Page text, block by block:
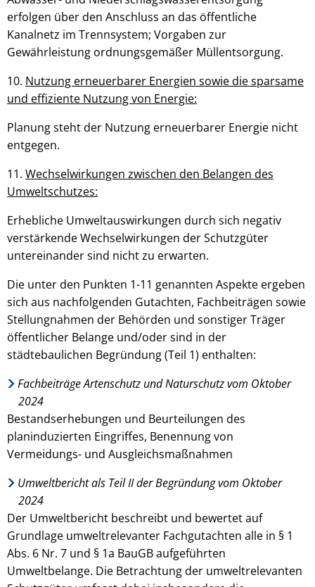
erfolgen über den Anschluss an das öffentliche
Kanalnetz im Trennsystem; Vorgaben zur
Gewährleistung ordnungsgemäßer Müllentsorgung.
10. Nutzung erneuerbarer Energien sowie die sparsame
und effiziente Nutzung von Energie:
Planung steht der Nutzung erneuerbarer Energie nicht
entgegen.
11. Wechselwirkungen zwischen den Belangen des
Umweltschutzes:
Erhebliche Umweltauswirkungen durch sich negativ
verstärkende Wechselwirkungen der Schutzgüter
untereinander sind nicht zu erwarten.
Die unter den Punkten 1-11 genannten Aspekte ergeben
sich aus nachfolgenden Gutachten, Fachbeiträgen sowie
Stellungnahmen der Behörden und sonstiger Träger
öffentlicher Belange und/oder sind in der
städtebaulichen Begründung (Teil 1) enthalten:
Fachbeiträge Artenschutz und Naturschutz vom Oktober
2024
Bestandserhebungen und Beurteilungen des
planinduzierten Eingriffes, Benennung von
Vermeidungs- und Ausgleichsmaßnahmen
Umweltbericht als Teil II der Begründung vom Oktober
2024
Der Umweltbericht beschreibt und bewertet auf
Grundlage umweltrelevanter Fachgutachten alle in § 1
Abs. 6 Nr. 7 und § 1a BauGB aufgeführten
Umweltbelange. Die Betrachtung der umweltrelevanten